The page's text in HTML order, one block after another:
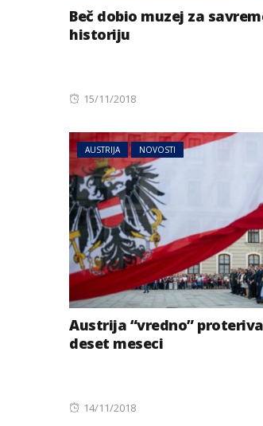
Beč dobio muzej za
historiju
Posted
15/11/2018
AUSTRIJA NOVOSTI
Austrija “vredno”
deset meseci
Posted
14/11/2018